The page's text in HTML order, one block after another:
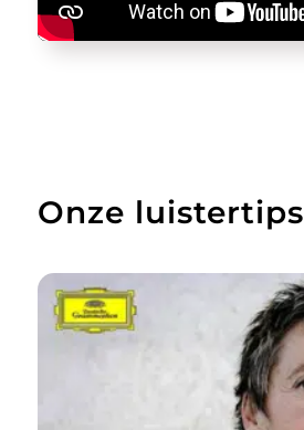
Onze luistertips